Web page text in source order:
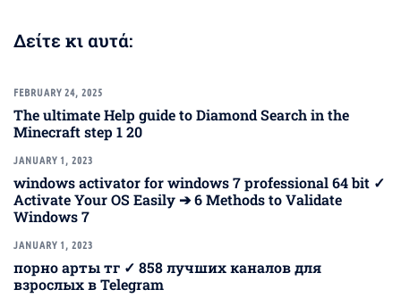
Δείτε κι αυτά:
FEBRUARY 24, 2025
The ultimate Help guide to Diamond Search in the
Minecraft step 1 20
JANUARY 1, 2023
windows activator for windows 7 professional 64 bit ✓
Activate Your OS Easily ➔ 6 Methods to Validate
Windows 7
JANUARY 1, 2023
порно арты тг ✓ 858 лучших каналов для
взрослых в Telegram